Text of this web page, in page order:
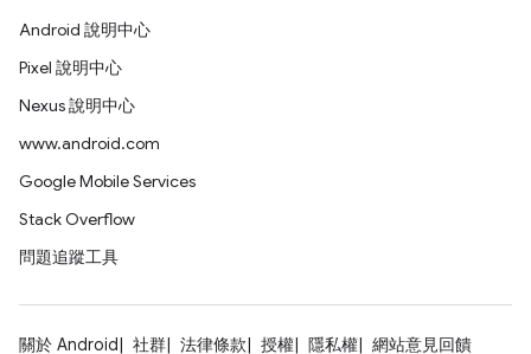
Android 說明中心
Pixel 說明中心
Nexus 說明中心
www.android.com
Google Mobile Services
Stack Overflow
問題追蹤工具
關於 Android 社群 法律條款 授權 隱私權 網站意見回饋